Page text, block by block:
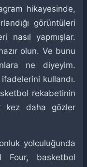
hikayesinde,
görüntüleri
nasıl yapmışlar.
olun. Ve bunu
ne diyeyim.
kullandı.
rekabetinin
kez daha gözler
yolculuğunda
basketbol